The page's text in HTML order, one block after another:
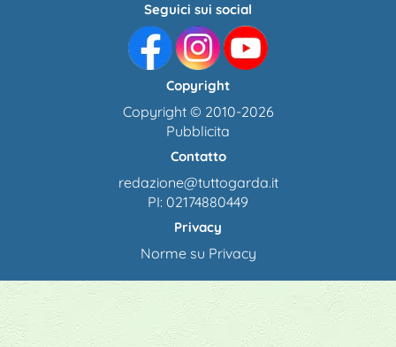
Seguici sui social
Copyright
Copyright © 2010-2026
Pubblicita
Contatto
redazione@tuttogarda.it
PI: 02174880449
Privacy
Norme su Privacy